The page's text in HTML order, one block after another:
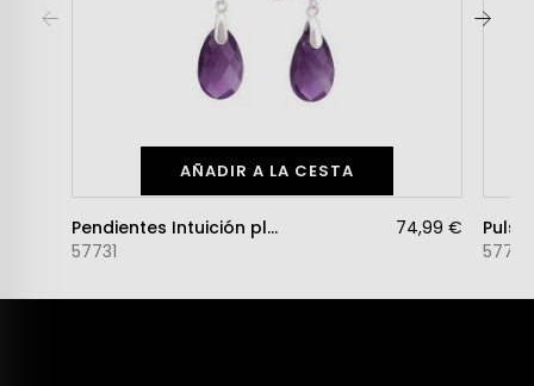
AÑADIR A LA CESTA
Pendientes Intuición plata
57731
74,99 €
57732